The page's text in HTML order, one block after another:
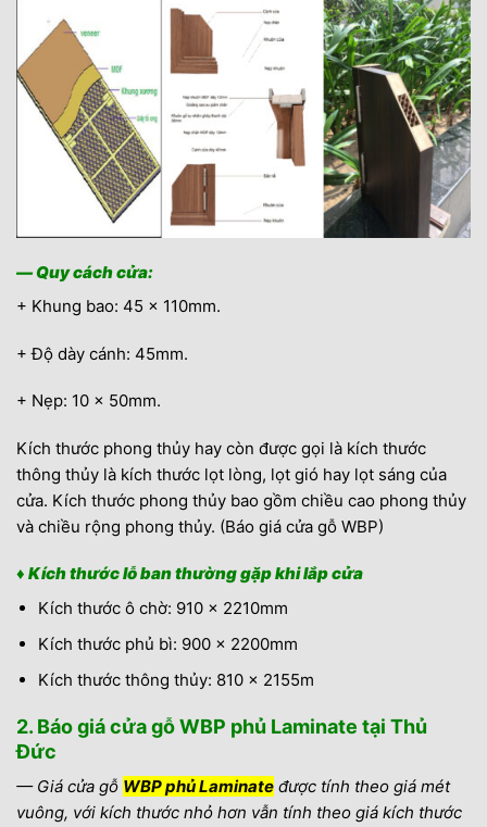
— Quy cách cửa:
+ Khung bao: 45 x 110mm.
+ Độ dày cánh: 45mm.
+ Nẹp: 10 x 50mm.
Kích thước phong thủy hay còn được gọi là kích thước
thông thủy là kích thước lọt lòng, lọt gió hay lọt sáng của
cửa. Kích thước phong thủy bao gồm chiều cao phong thủy
và chiều rộng phong thủy. (Báo giá cửa gỗ WBP)
♦ Kích thước lỗ ban thường gặp khi lắp cửa
Kích thước ô chờ: 910 x 2210mm
Kích thước phủ bì: 900 x 2200mm
Kích thước thông thủy: 810 x 2155m
2. Báo giá cửa gỗ WBP phủ Laminate tại Thủ
Đức
— Giá cửa gỗ WBP phủ Laminate được tính theo giá mét
vuông, với kích thước nhỏ hơn vẫn tính theo giá kích thước